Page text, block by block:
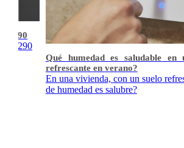
R290
R290
Qué humedad es saludable en
refrescante en verano?
En una vivienda, con un suelo
de humedad es salubre?